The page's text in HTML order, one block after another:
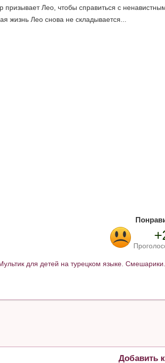
Лео, чтобы справиться с
жизнь Лео снова не складывается...
для детей на турецком языке.
Добавить